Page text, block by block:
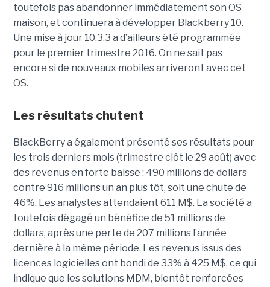
toutefois pas abandonner immédiatement son OS
maison, et continuera à développer Blackberry 10.
Une mise à jour 10.3.3 a d’ailleurs été programmée
pour le premier trimestre 2016. On ne sait pas
encore si de nouveaux mobiles arriveront avec cet
OS.
Les résultats chutent
BlackBerry a également présenté ses résultats pour
les trois derniers mois (trimestre clôt le 29 août) avec
des revenus en forte baisse : 490 millions de dollars
contre 916 millions un an plus tôt, soit une chute de
46%. Les analystes attendaient 611 M$. La société a
toutefois dégagé un bénéfice de 51 millions de
dollars, après une perte de 207 millions l’année
dernière à la même période. Les revenus issus des
licences logicielles ont bondi de 33% à 425 M$, ce qui
indique que les solutions MDM, bientôt renforcées